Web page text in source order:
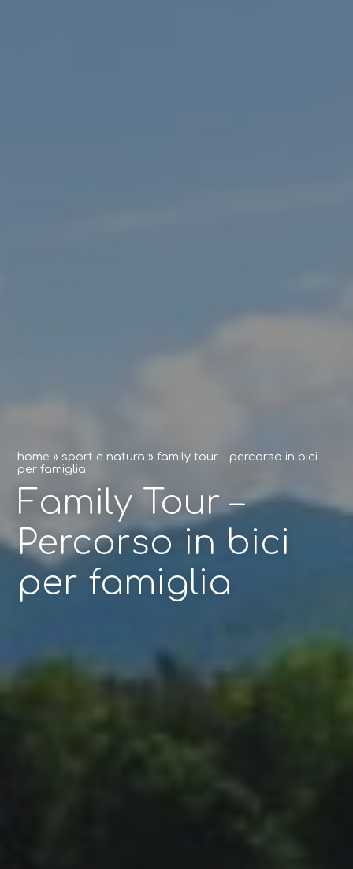
home »sport e natura »family tour – percorso in bici
per famiglia
Family Tour –
Percorso in bici
per famiglia